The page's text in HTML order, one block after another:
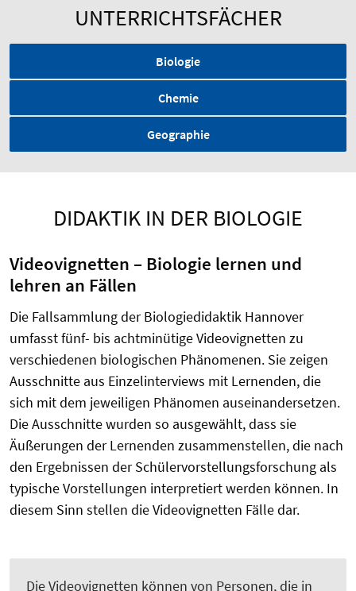
UNTERRICHTSFÄCHER
Biologie
Chemie
Geographie
DIDAKTIK IN DER BIOLOGIE
Videovignetten – Biologie lernen und
lehren an Fällen
Die Fallsammlung der Biologiedidaktik Hannover
umfasst fünf- bis achtminütige Videovignetten zu
verschiedenen biologischen Phänomenen. Sie zeigen
Ausschnitte aus Einzelinterviews mit Lernenden, die
sich mit dem jeweiligen Phänomen auseinandersetzen.
Die Ausschnitte wurden so ausgewählt, dass sie
Äußerungen der Lernenden zusammenstellen, die nach
den Ergebnissen der Schülervorstellungsforschung als
typische Vorstellungen interpretiert werden können. In
diesem Sinn stellen die Videovignetten Fälle dar.
Die Videovignetten können von Personen, die in